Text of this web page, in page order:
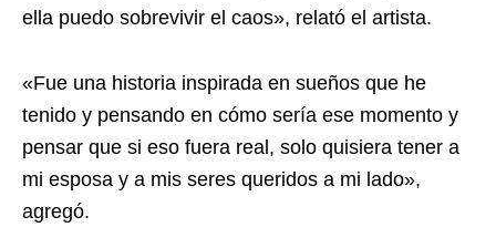
ella puedo sobrevivir el caos», relató el artista.
«Fue una historia inspirada en sueños que he
tenido y pensando en cómo sería ese momento y
pensar que si eso fuera real, solo quisiera tener a
mi esposa y a mis seres queridos a mi lado»,
agregó.